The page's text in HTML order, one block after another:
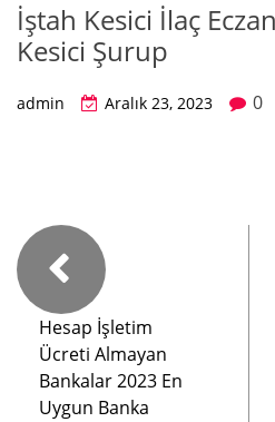
İştah Kesici İlaç
Kesici Şurup
admin Aralık 23, 2023 0
Hesap İşletim
Ücreti Almayan
Bankalar 2023 En
Uygun Banka